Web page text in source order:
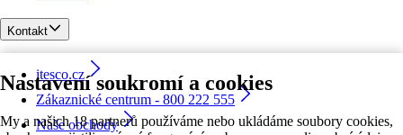
Nastavení soukromí a cookies
My a našich 18 partnerů používáme nebo ukládáme soubory cookies,
Kontakt
itesco.cz
Zákaznické centrum - 800 222 555
Naše obchody